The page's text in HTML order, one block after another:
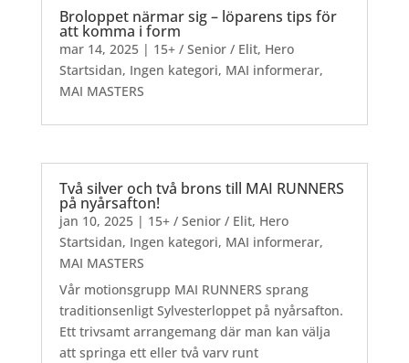
Broloppet närmar sig – löparens tips för
att komma i form
mar 14, 2025| 15+ / Senior / Elit, Hero
Startsidan, Ingen kategori, MAI informerar,
MAI MASTERS
Två silver och två brons till MAI RUNNERS
på nyårsafton!
jan 10, 2025| 15+ / Senior / Elit, Hero
Startsidan, Ingen kategori, MAI informerar,
MAI MASTERS
Vår motionsgrupp MAI RUNNERS sprang
traditionsenligt Sylvesterloppet på nyårsafton.
Ett trivsamt arrangemang där man kan välja
att springa ett eller två varv runt